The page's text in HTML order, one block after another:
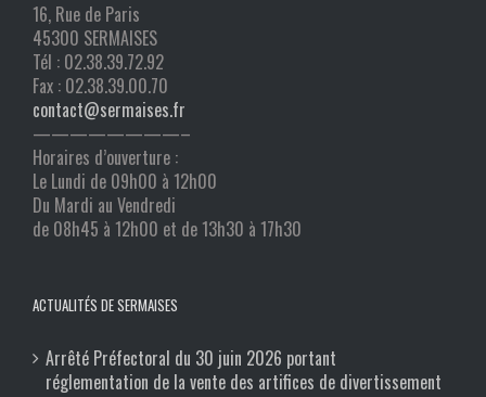
16, Rue de Paris
45300 SERMAISES
Tél : 02.38.39.72.92
Fax : 02.38.39.00.70
contact@sermaises.fr
————————–
Horaires d’ouverture :
Le Lundi de 09h00 à 12h00
Du Mardi au Vendredi
de 08h45 à 12h00 et de 13h30 à 17h30
ACTUALITÉS DE SERMAISES
Arrêté Préfectoral du 30 juin 2026 portant
réglementation de la vente des artifices de divertissement